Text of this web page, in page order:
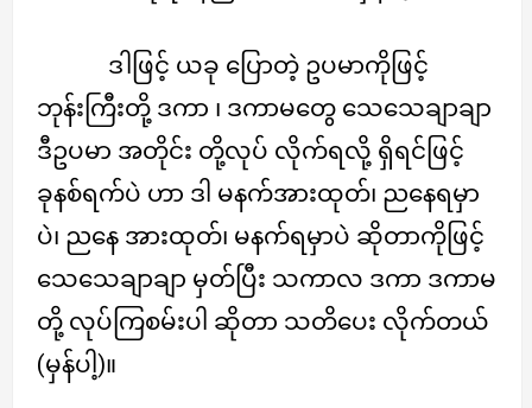
ဒါဖြင့် ယခု ပြောတဲ့ ဥပမာကိုဖြင့်
ဘုန်းကြီးတို့ ဒကာ ၊ ဒကာမတွေ သေသေချာချာ
ဒီဥပမာ အတိုင်း တို့လုပ် လိုက်ရလို့ ရှိရင်ဖြင့်
ခုနစ်ရက်ပဲ ဟာ ဒါ မနက်အားထုတ်၊ ညနေရမှာ
ပဲ၊ ညနေ အားထုတ်၊ မနက်ရမှာပဲ ဆိုတာကိုဖြင့်
သေသေချာချာ မှတ်ပြီး သကာလ ဒကာ ဒကာမ
တို့ လုပ်ကြစမ်းပါ ဆိုတာ သတိပေး လိုက်တယ်
(မှန်ပါ့)။